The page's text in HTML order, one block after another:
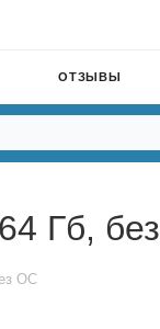
ОТЗЫВЫ
Гб,
ОС